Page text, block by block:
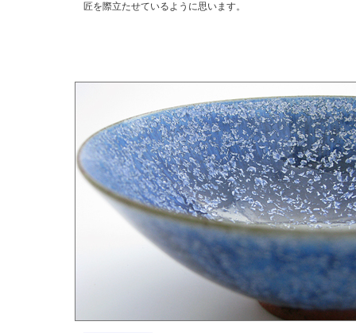
匠を際立たせているように思います。